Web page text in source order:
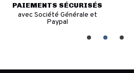
PAIEMENTS SÉCURISÉS
avec Société Générale et
Paypal